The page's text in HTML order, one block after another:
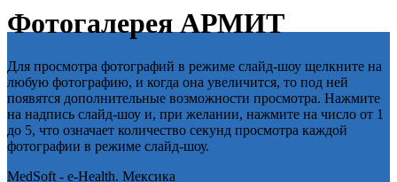
Фотогалерея АРМИТ
Для просмотра фотографий в режиме слайд-шоу щелкните на
любую фотографию, и когда она увеличится, то под ней
появятся дополнительные возможности просмотра. Нажмите
на надпись слайд-шоу и, при желании, нажмите на число от 1
до 5, что означает количество секунд просмотра каждой
фотографии в режиме слайд-шоу.
MedSoft - e-Health. Мексика